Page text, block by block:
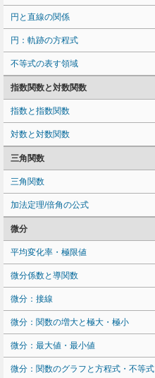
円と直線の関係
円：軌跡の方程式
不等式の表す領域
指数関数と対数関数
指数と指数関数
対数と対数関数
三角関数
三角関数
加法定理/倍角の公式
微分
平均変化率・極限値
微分係数と導関数
微分：接線
微分：関数の増大と極大・極小
微分：最大値・最小値
微分：関数のグラフと方程式・不等式